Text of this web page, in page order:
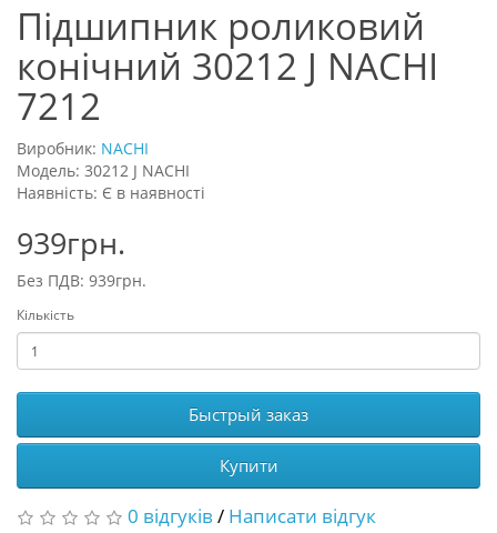
Підшипник роликовий
конічний 30212 J NACHI
7212
Виробник: NACHI
Модель: 30212 J NACHI
Наявність: Є в наявності
939грн.
Без ПДВ: 939грн.
Кількість
Быстрый заказ
Купити
0 відгуків / Написати відгук